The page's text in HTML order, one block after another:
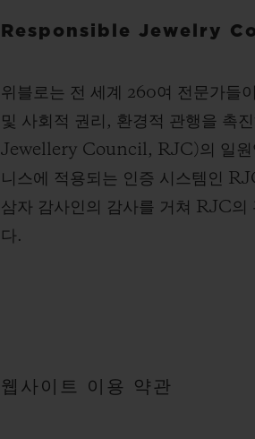
Responsible Jewelry
위블로는 전 세계 260여 전문가들
및 사회적 권리, 환경적 관행을 촉
Jewellery Council, RJC)의 일원
니스에 적용되는 인증 시스템인
삼자 감사인의 감사를 거쳐 RJC의
다.
웹사이트 이용 약관